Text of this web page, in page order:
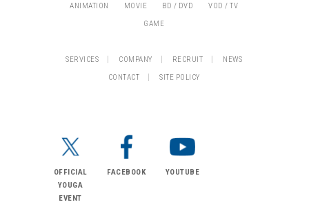
ANIMATION
MOVIE BD / DVD
VOD / TV
GAME
SERVICES COMPANY RECRUIT
NEWS
CONTACT
SITE POLICY
OFFICIAL
YOUGA
EVENT
FACEBOOK YOUTUBE